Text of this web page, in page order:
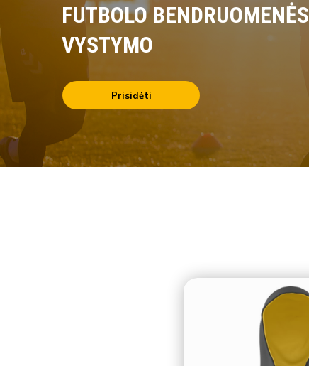
FUTBOLO BENDRUOMENĖS
VYSTYMO
Prisidėti